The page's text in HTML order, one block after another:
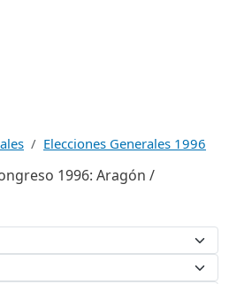
Elecciones Generales 1996
1996: Aragón /